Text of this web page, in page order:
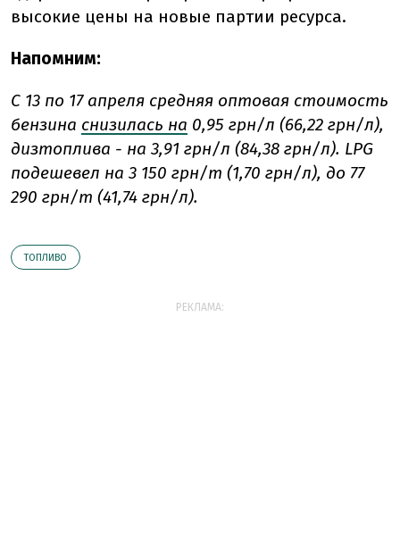
высокие цены на новые партии ресурса.
Напомним:
С 13 по 17 апреля средняя оптовая стоимость
бензина снизилась на 0,95 грн/л (66,22 грн/л),
дизтоплива - на 3,91 грн/л (84,38 грн/л). LPG
подешевел на 3 150 грн/т (1,70 грн/л), до 77
290 грн/т (41,74 грн/л).
ТОПЛИВО
РЕКЛАМА: